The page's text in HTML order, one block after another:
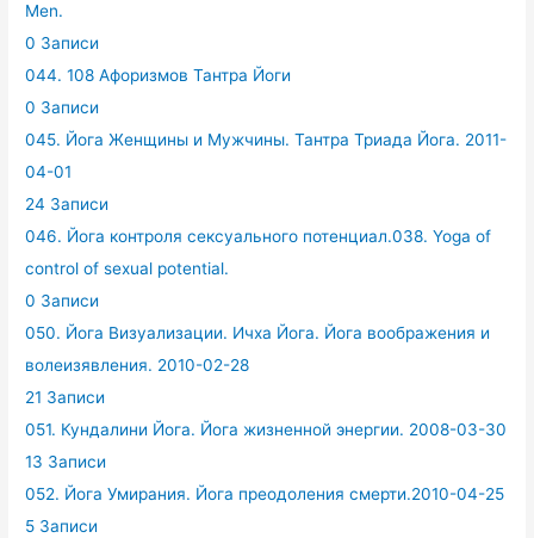
Men.
0 Записи
044. 108 Афоризмов Тантра Йоги
0 Записи
045. Йога Женщины и Мужчины. Тантра Триада Йога. 2011-
04-01
24 Записи
046. Йога контроля сексуального потенциал.038. Yoga of
control of sexual potential.
0 Записи
050. Йога Визуализации. Ичха Йога. Йога воображения и
волеизявления. 2010-02-28
21 Записи
051. Кундалини Йога. Йога жизненной энергии. 2008-03-30
13 Записи
052. Йога Умирания. Йога преодоления смерти.2010-04-25
5 Записи